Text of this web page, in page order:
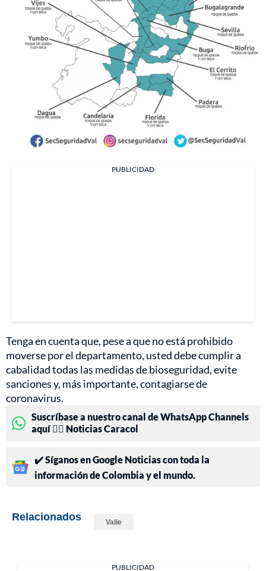
PUBLICIDAD
Tenga en cuenta que, pese a que no está prohibido
moverse por el departamento, usted debe cumplir a
cabalidad todas las medidas de bioseguridad, evite
sanciones y, más importante, contagiarse de
coronavirus.
Suscríbase a nuestro canal de WhatsApp Channels
aquí 👉🏻 Noticias Caracol
✔️ Síganos en Google Noticias con toda la
información de Colombia y el mundo.
Relacionados Valle
PUBLICIDAD